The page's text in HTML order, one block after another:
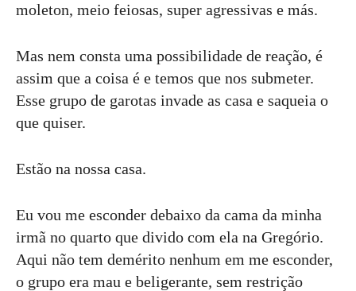
moleton, meio feiosas, super agressivas e más.
Mas nem consta uma possibilidade de reação, é
assim que a coisa é e temos que nos submeter.
Esse grupo de garotas invade as casa e saqueia o
que quiser.
Estão na nossa casa.
Eu vou me esconder debaixo da cama da minha
irmã no quarto que divido com ela na Gregório.
Aqui não tem demérito nenhum em me esconder,
o grupo era mau e beligerante, sem restrição